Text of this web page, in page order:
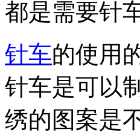
都是需要针
针车的使用
针车是可以
绣的图案是